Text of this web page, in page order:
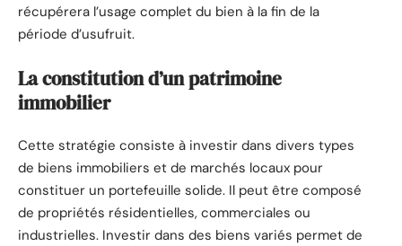
récupérera l’usage complet du bien à la fin de la
période d’usufruit.
La constitution d’un patrimoine
immobilier
Cette stratégie consiste à investir dans divers types
de biens immobiliers et de marchés locaux pour
constituer un portefeuille solide. Il peut être composé
de propriétés résidentielles, commerciales ou
industrielles. Investir dans des biens variés permet de